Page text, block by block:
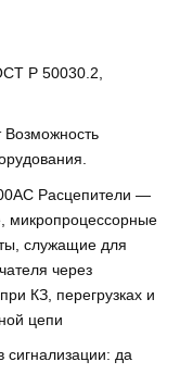
Р 50030.2,
Возможность
Расцепители —
микропроцессорные
служащие для
через
КЗ, перегрузках и
цепи
сигнализации: да